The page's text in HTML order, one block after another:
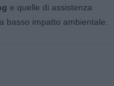
e quelle di assistenza
basso impatto ambientale.